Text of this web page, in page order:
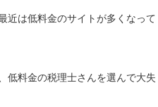
近は低料金のサイトが多くなって
低料金の税理士さんを選んで大失